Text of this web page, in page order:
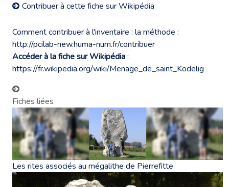
Contribuer à cette fiche sur Wikipédia
Comment contribuer à l'inventaire : la méthode :
http://pcilab-new.huma-num.fr/contribuer
Accéder à la fiche sur Wikipédia:
https://fr.wikipedia.org/wiki/Menage_de_saint_Kodelig
Fiches liées
Les rites associés au mégalithe de Pierrefitte